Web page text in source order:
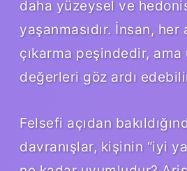
daha yüzeysel ve
yaşanmasıdır. İnsan, her
çıkarma peşindedir,
değerleri göz ardı
Felsefi açıdan
davranışlar, kişinin “iyi